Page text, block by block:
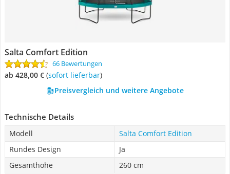
Salta Comfort Edition
66 Bewertungen
ab 428,00 € ( Sofort lieferbar)
Preisvergleich und weitere Angebote
Technische Details
Modell
Salta Comfort Edition
Rundes Design
Ja
Gesamthöhe
260 cm